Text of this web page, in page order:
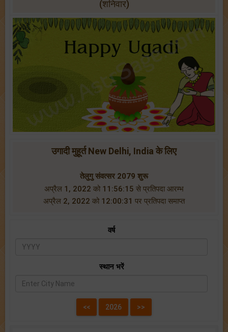
(शनिवार)
उगादी मुहूर्त New Delhi, India के लिए
तेलुगु संवत्सर 2079 शुरू
अप्रैल 1, 2022 को 11:56:15 से प्रतिपदा आरम्भ
अप्रैल 2, 2022 को 12:00:31 पर प्रतिपदा समाप्त
वर्ष
स्थान भरें